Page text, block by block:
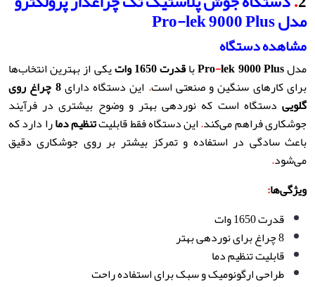
مدل
مشاهده دستگاه
مدل Pro-lek 9000 Plus باقدرت 1650 وات
یکی از بهترین انتخاب‌ها
برای کارهای سنگین و صنعتی است. این دستگاه دارای8چراغ روی
گلویی دستگاه است که نوردهی بهتر و وضوح بیشتری در فرآیند
جوشکاری فراهم می‌کند.این دستگاه فقط قابلیتتنظیم دمارا دارد که
باعث سادگی در استفاده و تمرکز بیشتر بر روی جوشکاری دقیق
می‌شود.
ویژگی‌ها:
قدرت 1650 وات
8 چراغ برای نوردهی بهتر
قابلیت تنظیم دما
طراحی ارگونومیک و سبک برای استفاده راحت